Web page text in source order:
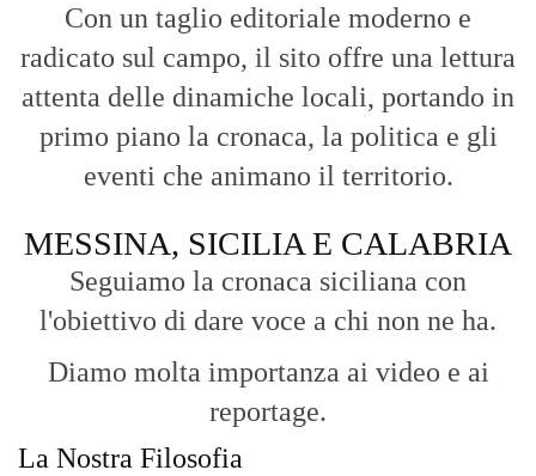
Con un taglio editoriale moderno e
radicato sul campo, il sito offre una lettura
attenta delle dinamiche locali, portando in
primo piano la cronaca, la politica e gli
eventi che animano il territorio.
MESSINA, SICILIA E CALABRIA
Seguiamo la cronaca siciliana con
l'obiettivo di dare voce a chi non ne ha.
Diamo molta importanza ai video e ai
reportage.
La Nostra Filosofia